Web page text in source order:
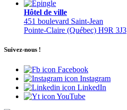
Hôtel de ville
451 boulevard Saint-Jean
Pointe-Claire (Québec) H9R 3J3
Suivez-nous !
Facebook
Instagram
LinkedIn
YouTube